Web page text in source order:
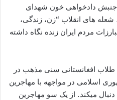
دادخواهی خون شهدای
های انقلاب “زن، زندگی،
مردم ایران زنده نگاه داشته
افغانستانی سنی مذهب در
اسلامی در مواجهه با مهاجرین
می‏کند. از یک سو مهاجرین